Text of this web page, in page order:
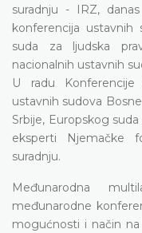
suradnju - IRZ,
konferencija ustavnih
suda za ljudska
nacionalnih ustavnih
U radu
ustavnih sudova
Srbije, Europskog
eksperti Njemačke
suradnju.
Međunarodna
međunarodne
mogućnosti i način